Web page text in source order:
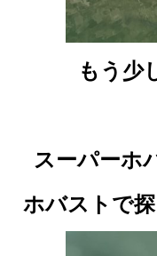
もう少
スーパーホ
ホバストで